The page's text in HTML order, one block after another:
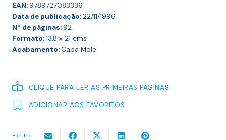
EAN:9789727083336
Data de publicação:22/11/1996
Nº de páginas:92
Formato:13,8 x 21 cms
Acabamento:Capa Mole
CLIQUE PARA LER AS PRIMEIRAS PÁGINAS
ADICIONAR AOS FAVORITOS
Partilhe: